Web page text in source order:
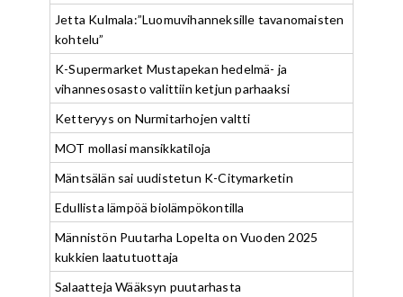
Jetta Kulmala:”Luomuvihanneksille tavanomaisten
kohtelu”
K-Supermarket Mustapekan hedelmä- ja
vihannesosasto valittiin ketjun parhaaksi
Ketteryys on Nurmitarhojen valtti
MOT mollasi mansikkatiloja
Mäntsälän sai uudistetun K-Citymarketin
Edullista lämpöä biolämpökontilla
Männistön Puutarha Lopelta on Vuoden 2025
kukkien laatutuottaja
Salaatteja Wääksyn puutarhasta